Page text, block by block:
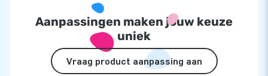
Aanpassingen maken jouw keuze
uniek
Vraag product aanpassing aan